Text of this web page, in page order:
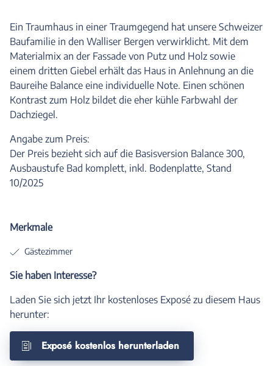
Ein Traumhaus in einer Traumgegend hat unsere Schweizer
Baufamilie in den Walliser Bergen verwirklicht. Mit dem
Materialmix an der Fassade von Putz und Holz sowie
einem dritten Giebel erhält das Haus in Anlehnung an die
Baureihe Balance eine individuelle Note. Einen schönen
Kontrast zum Holz bildet die eher kühle Farbwahl der
Dachziegel.
Angabe zum Preis:
Der Preis bezieht sich auf die Basisversion Balance 300,
Ausbaustufe Bad komplett, inkl. Bodenplatte, Stand
10/2025
Merkmale
Gästezimmer
Sie haben Interesse?
Laden Sie sich jetzt Ihr kostenloses Exposé zu diesem Haus
herunter:
Exposé kostenlos herunterladen